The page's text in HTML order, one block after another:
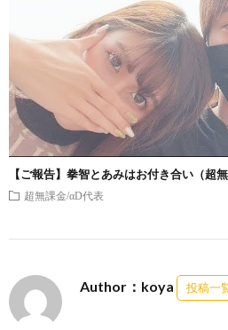
【ご報告】拳智とあみはお付き合い（超
超無課金/αD代表
Author：koya 投稿一